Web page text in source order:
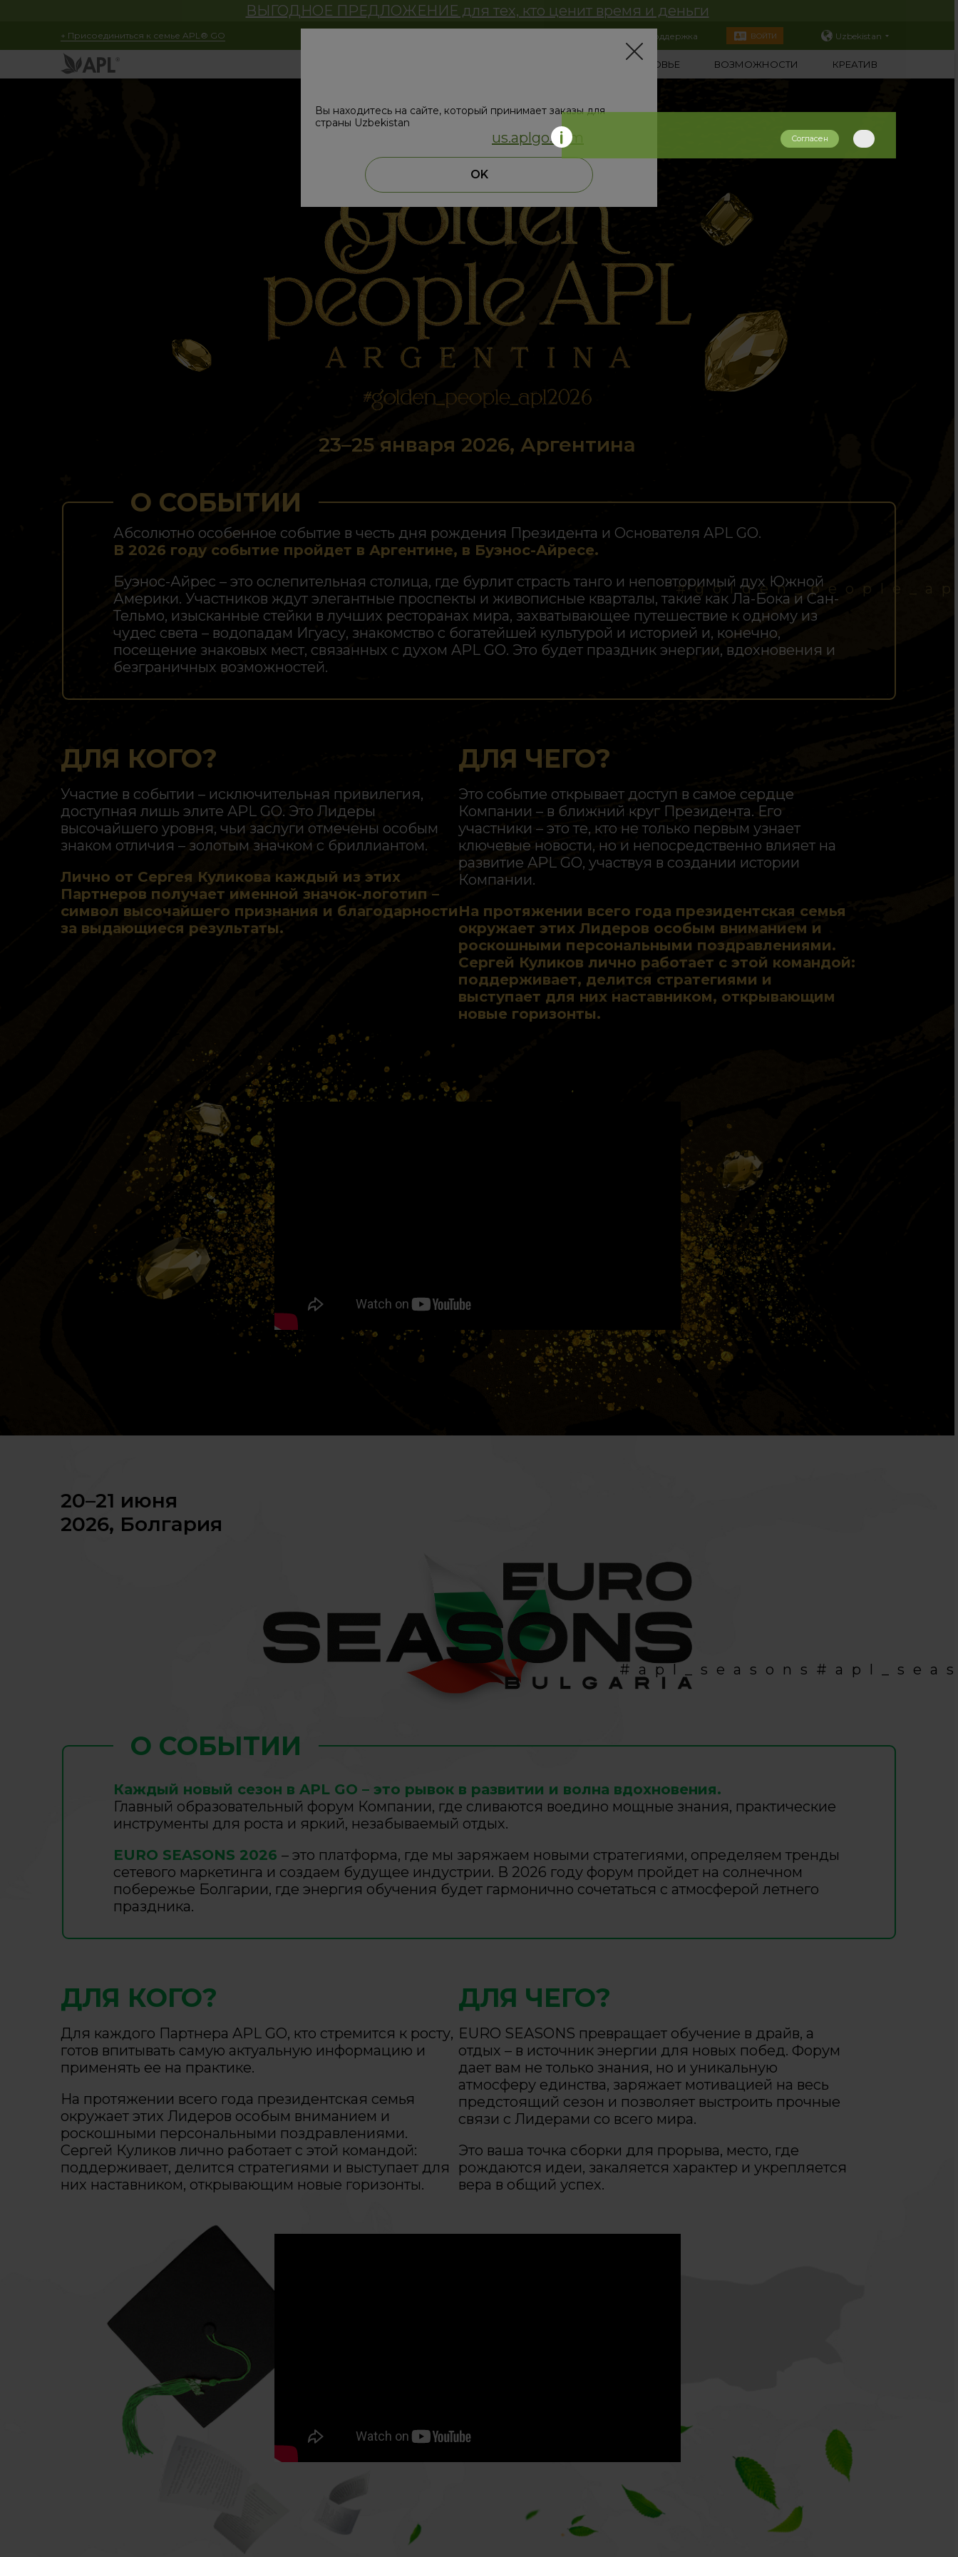
ВЫГОДНОЕ ПРЕДЛОЖЕНИЕ для тех, кто ценит время и деньги
+ Присоединиться к семье APL® GO Поддержка ВОЙТИ Uzbekistan
ЗДОРОВЬЕ ВОЗМОЖНОСТИ КРЕАТИВ
23–25 января 2026, Аргентина
О СОБЫТИИ
Абсолютно особенное событие в честь дня рождения Президента и Основателя APL GO.
В 2026 году событие пройдет в Аргентине, в Буэнос-Айресе.
Буэнос-Айрес – это ослепительная столица, где бурлит страсть танго и неповторимый дух Южной
Америки. Участников ждут элегантные проспекты и живописные кварталы, такие как Ла-Бока и Сан-
Тельмо, изысканные стейки в лучших ресторанах мира, захватывающее путешествие к одному из
чудес света – водопадам Игуасу, знакомство с богатейшей культурой и историей и, конечно,
посещение знаковых мест, связанных с духом APL GO. Это будет праздник энергии, вдохновения и
безграничных возможностей.
ДЛЯ КОГО?
Участие в событии – исключительная привилегия,
доступная лишь элите APL GO. Это Лидеры
высочайшего уровня, чьи заслуги отмечены особым
знаком отличия – золотым значком с бриллиантом.
Лично от Сергея Куликова каждый из этих
Партнеров получает именной значок-логотип –
символ высочайшего признания и благодарности
за выдающиеся результаты.
ДЛЯ ЧЕГО?
Это событие открывает доступ в самое сердце
Компании – в ближний круг Президента. Его
участники – это те, кто не только первым узнает
ключевые новости, но и непосредственно влияет на
развитие APL GO, участвуя в создании истории
Компании.
На протяжении всего года президентская семья
окружает этих Лидеров особым вниманием и
роскошными персональными поздравлениями.
Сергей Куликов лично работает с этой командой:
поддерживает, делится стратегиями и
выступает для них наставником, открывающим
новые горизонты.
20–21 июня
2026, Болгария
#apl_seasons
О СОБЫТИИ
Каждый новый сезон в APL GO – это рывок в развитии и волна вдохновения.
Главный образовательный форум Компании, где сливаются воедино мощные знания, практические
инструменты для роста и яркий, незабываемый отдых.
EURO SEASONS 2026 – это платформа, где мы заряжаем новыми стратегиями, определяем тренды
сетевого маркетинга и создаем будущее индустрии. В 2026 году форум пройдет на солнечном
побережье Болгарии, где энергия обучения будет гармонично сочетаться с атмосферой летнего
праздника.
ДЛЯ КОГО?
Для каждого Партнера APL GO, кто стремится к росту,
готов впитывать самую актуальную информацию и
применять ее на практике.
На протяжении всего года президентская семья
окружает этих Лидеров особым вниманием и
роскошными персональными поздравлениями.
Сергей Куликов лично работает с этой командой:
поддерживает, делится стратегиями и выступает для
них наставником, открывающим новые горизонты.
ДЛЯ ЧЕГО?
EURO SEASONS превращает обучение в драйв, а
отдых – в источник энергии для новых побед. Форум
дает вам не только знания, но и уникальную
атмосферу единства, заряжает мотивацией на весь
предстоящий сезон и позволяет выстроить прочные
связи с Лидерами со всего мира.
Это ваша точка сборки для прорыва, место, где
рождаются идеи, закаляется характер и укрепляется
вера в общий успех.
Вы находитесь на сайте, который принимает заказы для
страны Uzbekistan
us.aplgo.com
OK
Согласен